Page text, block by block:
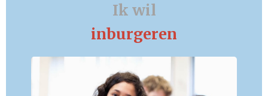
Ik wil
inburgeren